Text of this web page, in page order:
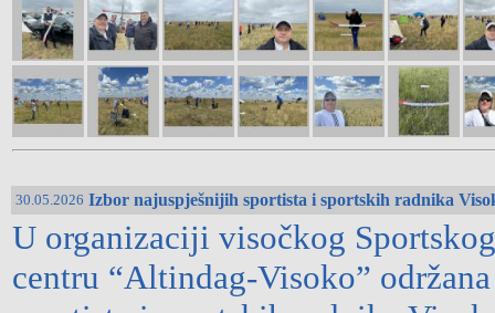
30.05.2026 Izbor najuspješnijih sportista i sportskih radnika
U organizaciji visočkog
centru “Altindag-Visoko”